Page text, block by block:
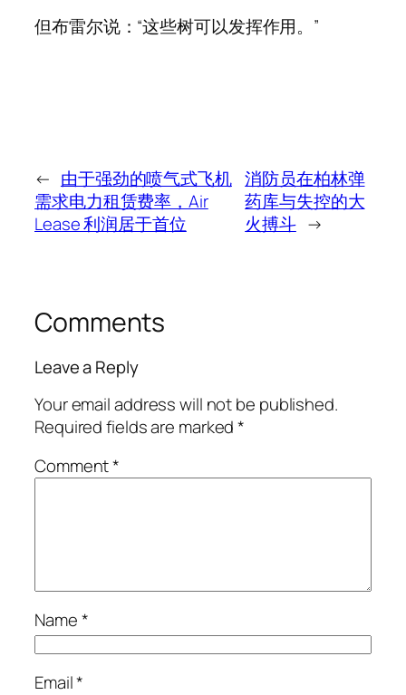
但布雷尔说：“这些树可以发挥作用。”
← 由于强劲的喷气式飞机
需求电力租赁费率，Air
Lease 利润居于首位
消防员在柏林弹
药库与失控的大
火搏斗 →
Comments
Leave a Reply
Your email address will not be published.
Required fields are marked*
Comment*
Name*
Email*